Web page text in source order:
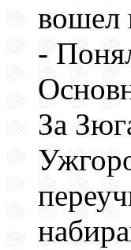
вошел
-
За